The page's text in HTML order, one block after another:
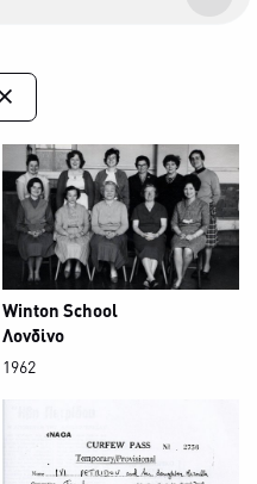
Winton School
Λονδίνο
1962